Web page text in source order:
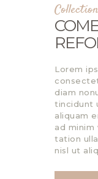
Lorem
diam
tincidunt
aliquam
ad minim
tation
nisl ut